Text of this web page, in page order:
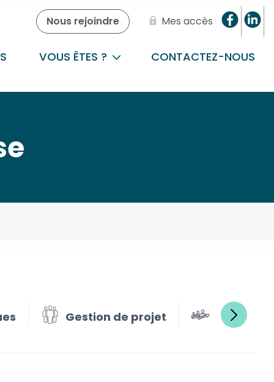
Nous rejoindre Mes accès
VOUS ÊTES ? CONTACTEZ-NOUS
Gestion de projet Gestion